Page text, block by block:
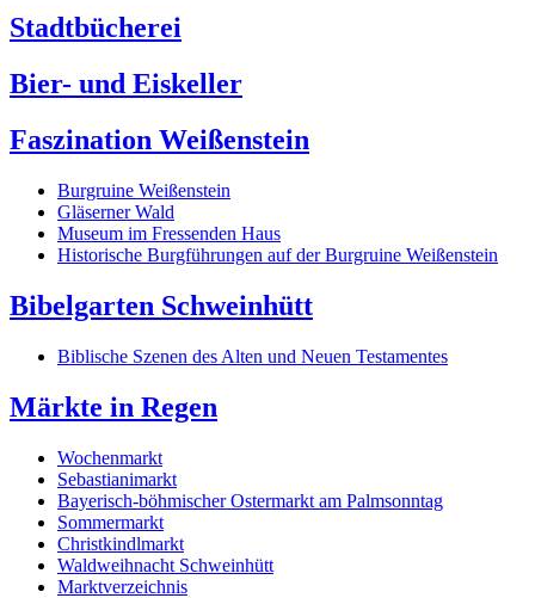
Stadtbücherei
Bier- und Eiskeller
Faszination Weißenstein
Burgruine Weißenstein
Gläserner Wald
Museum im Fressenden Haus
Historische Burgführungen auf der Burgruine Weißenstein
Bibelgarten Schweinhütt
Biblische Szenen des Alten und Neuen Testamentes
Märkte in Regen
Wochenmarkt
Sebastianimarkt
Bayerisch-böhmischer Ostermarkt am Palmsonntag
Sommermarkt
Christkindlmarkt
Waldweihnacht Schweinhütt
Marktverzeichnis